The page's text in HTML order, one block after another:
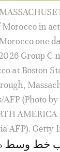
in
one
Group C
at Boston
(Photo
AFP). Getty
خط وسط «